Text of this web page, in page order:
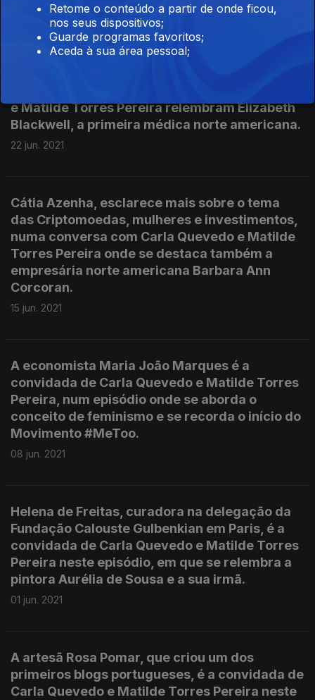
Teresa Tomé Ribeiro, enfermeira e mãe de 8,
e Matilde Torres Pereira relembram Elizabeth
Blackwell, a primeira médica norte americana.
22 jun. 2021
Cátia Azenha, esclarece mais sobre o tema
das Criptomoedas, mulheres e investimentos,
numa conversa com Carla Quevedo e Matilde
Torres Pereira onde se destaca também a
empresária norte americana Barbara Ann
Corcoran.
15 jun. 2021
A economista Maria João Marques é a
convidada de Carla Quevedo e Matilde Torres
Pereira, num episódio onde se aborda o
conceito de feminismo e se recorda o início do
Movimento #MeToo.
08 jun. 2021
Helena de Freitas, curadora na delegação da
Fundação Calouste Gulbenkian em Paris, é a
convidada de Carla Quevedo e Matilde Torres
Pereira neste episódio, em que se relembra a
pintora Aurélia de Sousa e a sua irmã.
01 jun. 2021
A artesã Rosa Pomar, que criou um dos
primeiros blogs portugueses, é a convidada de
Carla Quevedo e Matilde Torres Pereira neste
Retome o conteúdo a partir de onde ficou,
nos seus dispositivos;
Guarde programas favoritos;
Aceda à sua área pessoal;